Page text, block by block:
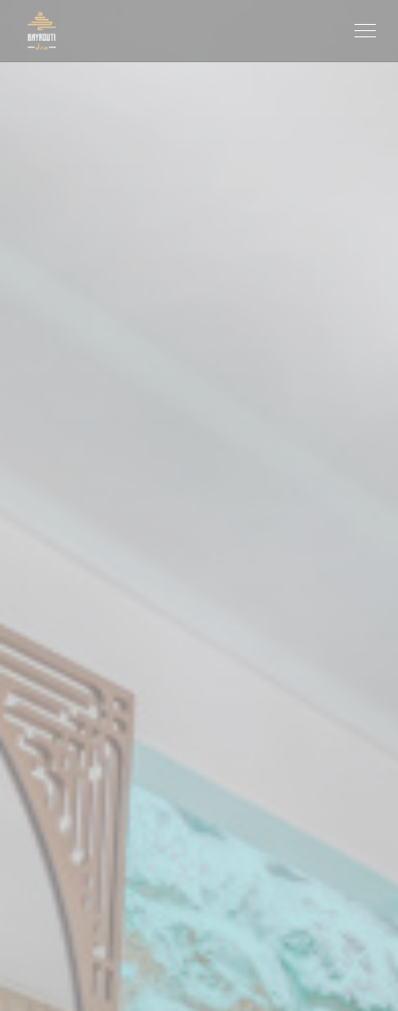
Painel de Gerenciamento de Cookies